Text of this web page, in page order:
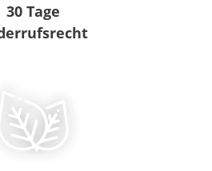
30 Tage